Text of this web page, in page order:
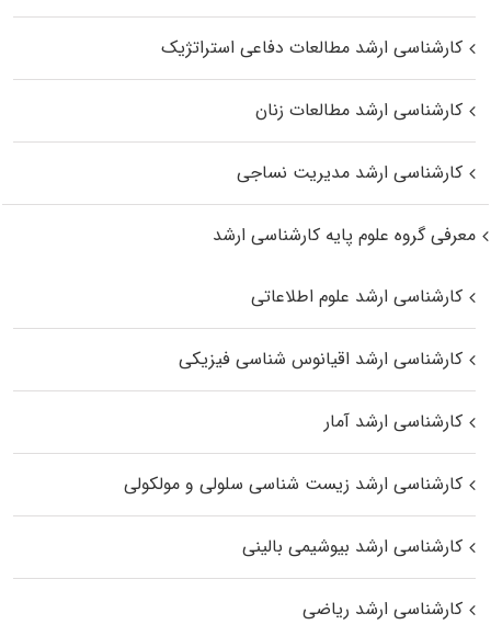
کارشناسی ارشد مطالعات دفاعی استراتژیک
کارشناسی ارشد مطالعات زنان
کارشناسی ارشد مدیریت نساجی
معرفی گروه علوم پایه کارشناسی ارشد
کارشناسی ارشد علوم اطلاعاتی
کارشناسی ارشد اقیانوس‌ شناسی فیزیکی
کارشناسی ارشد آمار
کارشناسی ارشد زیست شناسی سلولی و مولکولی
کارشناسی ارشد بیوشیمی بالینی
کارشناسی ارشد ریاضی